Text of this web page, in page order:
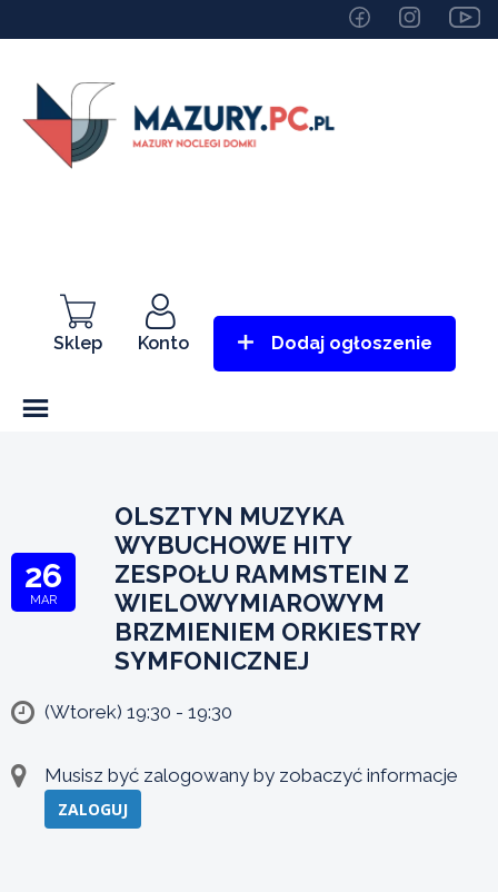
Sklep Konto Dodaj ogłoszenie
26
MAR
OLSZTYN MUZYKA
WYBUCHOWE HITY
ZESPOŁU RAMMSTEIN Z
WIELOWYMIAROWYM
BRZMIENIEM ORKIESTRY
SYMFONICZNEJ
(Wtorek) 19:30 - 19:30
Musisz być zalogowany by zobaczyć informacje
ZALOGUJ